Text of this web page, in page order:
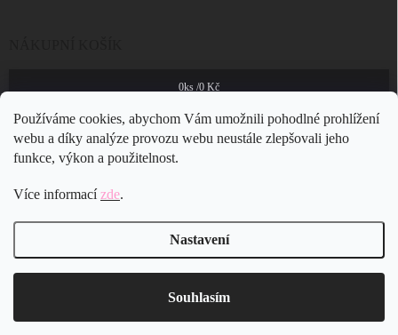
Používáme cookies, abychom Vám umožnili pohodlné prohlížení
webu a díky analýze provozu webu neustále zlepšovali jeho
funkce, výkon a použitelnost.
Více informacízde.
Nastavení
Souhlasím
0ks /0 Kč